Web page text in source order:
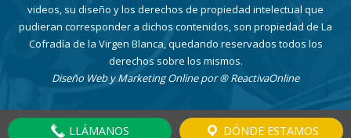
videos, su diseño y los derechos de propiedad intelectual que
pudieran corresponder a dichos contenidos, son propiedad de La
Cofradía de la Virgen Blanca, quedando reservados todos los
derechos sobre los mismos.
Diseño Web y Marketing Online por® ReactivaOnline
LLÁMANOS DÓNDE ESTAMOS